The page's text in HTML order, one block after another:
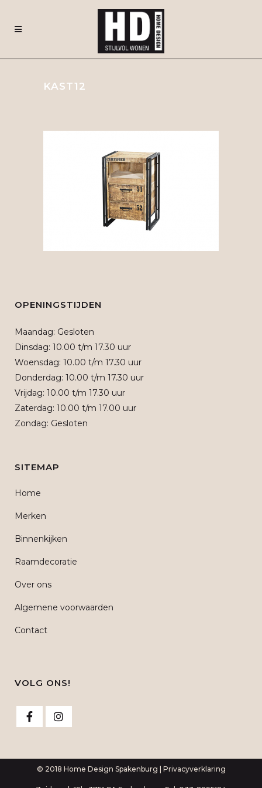
KAST12
OPENINGSTIJDEN
Maandag: Gesloten
Dinsdag: 10.00 t/m 17.30 uur
Woensdag: 10.00 t/m 17.30 uur
Donderdag: 10.00 t/m 17.30 uur
Vrijdag: 10.00 t/m 17.30 uur
Zaterdag: 10.00 t/m 17.00 uur
Zondag: Gesloten
SITEMAP
Home
Merken
Binnenkijken
Raamdecoratie
Over ons
Algemene voorwaarden
Contact
VOLG ONS!
© 2018 Home Design Spakenburg | Privacyverklaring